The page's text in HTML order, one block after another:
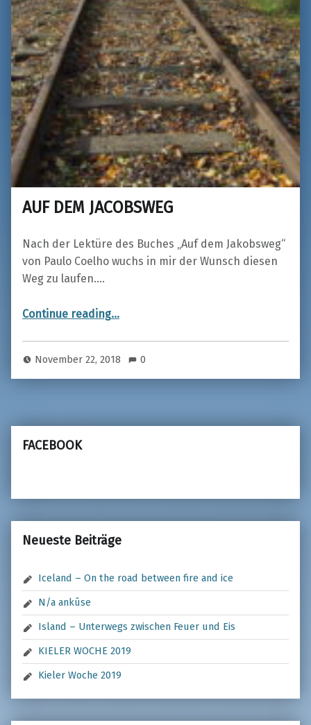
AUF DEM JACOBSWEG
Nach der Lektüre des Buches „Auf dem Jakobsweg“
von Paulo Coelho wuchs in mir der Wunsch diesen
Weg zu laufen.…
Continue reading…
November 22, 2018 0
FACEBOOK
Neueste Beiträge
Iceland – On the road between fire and ice
N/a ankûse
Island – Unterwegs zwischen Feuer und Eis
KIELER WOCHE 2019
Kieler Woche 2019